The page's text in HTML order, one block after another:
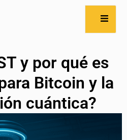
y por qué es
Bitcoin y la
cuántica?